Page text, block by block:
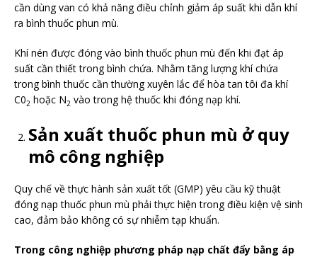
cần dùng van có khả năng điều chỉnh giảm áp suất khi dẫn khí
ra bình thuốc phun mù.
Khí nén được đóng vào bình thuốc phun mù đến khi đạt áp
suất cần thiết trong bình chứa. Nhằm tăng lượng khí chứa
trong bình thuốc cần thường xuyên lắc để hòa tan tôi đa khí
C02 hoặc N2 vào trong hệ thuốc khi đóng nạp khí.
Sản xuất thuốc phun mù ở quy
mô công nghiệp
Quy chế về thực hành sản xuất tốt (GMP) yêu cầu kỹ thuật
đóng nạp thuốc phun mù phải thực hiện trong điều kiện vệ sinh
cao, đảm bảo không có sự nhiễm tạp khuẩn.
Trong công nghiệp phương pháp nạp chất đẩy bằng áp